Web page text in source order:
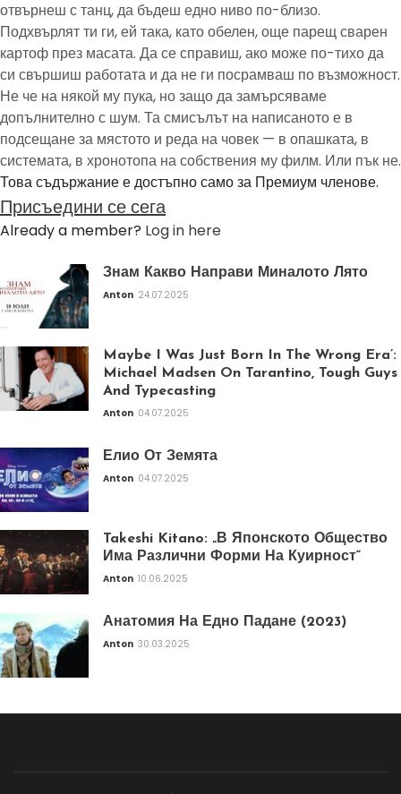
отвърнеш с танц, да бъдеш едно ниво по-близо.
Подхвърлят ти ги, ей така, като обелен, още парещ сварен
картоф през масата. Да се справиш, ако може по-тихо да
си свършиш работата и да не ги посрамваш по възможност.
Не че на някой му пука, но защо да замърсяваме
допълнително с шум. Та смисълът на написаното е в
подсещане за мястото и реда на човек — в опашката, в
системата, в хронотопа на собствения му филм. Или пък не.
Това съдържание е достъпно само за Премиум членове.
Присъедини се сега
Already a member? Log in here
Знам Какво Направи Миналото Лято
Anton 24.07.2025
Maybe I Was Just Born In The Wrong Era’:
Michael Madsen On Tarantino, Tough Guys
And Typecasting
Anton 04.07.2025
Елио От Земята
Anton 04.07.2025
Takeshi Kitano: „В Японското Общество
Има Различни Форми На Куирност“
Anton 10.06.2025
Анатомия На Едно Падане (2023)
Anton 30.03.2025